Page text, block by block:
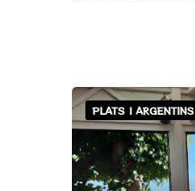
PLATS | ARGENTINS